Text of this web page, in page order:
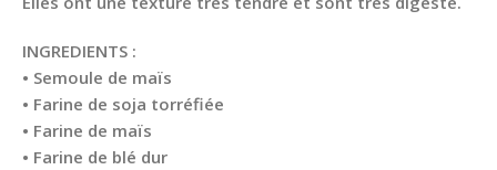
INGREDIENTS :
• Semoule de maïs
• Farine de soja torréfiée
• Farine de maïs
• Farine de blé dur